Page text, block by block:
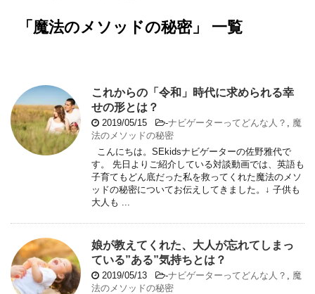
「魔法のメソッドの秘密」 一覧
これからの「令和」時代に求められる幸
せの形とは？
2019/05/15 -ナビゲーターってどんな人？
魔
法のメソッドの秘密
こんにちは。SEkidsナビゲーターの佐野雅代で
す。 先日よりご紹介している対談動画では、英語も
子育てもどん底だった私を救ってくれた魔法のメソ
ッドの秘密についてお伝えしてきました。↓ 子供も
大人も ...
娘が教えてくれた、大人が忘れてしまっ
ている”ある”気持ちとは？
2019/05/13 -ナビゲーターってどんな人？
魔
法のメソッドの秘密